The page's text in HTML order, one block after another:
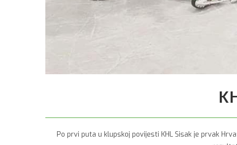
Po prvi puta u klupskoj povijesti KHL Sisak je prvak